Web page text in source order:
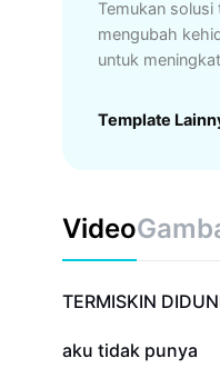
Temukan
mengubah
untuk
yang ingin
kisah sukses
masa depan.
sukses Anda
Template
Video
120,6 rb
TERMISKIN
5 rb
aku tidak punya